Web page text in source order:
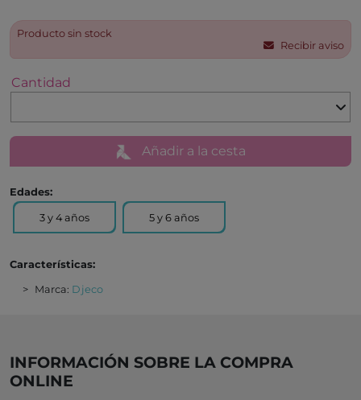
Producto sin stock
Recibir aviso
Cantidad
Añadir a la cesta
Edades:
3 y 4 años 5 y 6 años
Características:
Marca: Djeco
INFORMACIÓN SOBRE LA COMPRA
ONLINE